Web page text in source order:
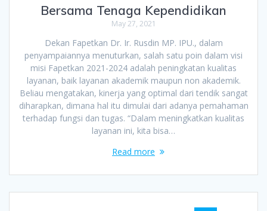
Bersama Tenaga Kependidikan
May 27, 2021
Dekan Fapetkan Dr. Ir. Rusdin MP. IPU., dalam
penyampaiannya menuturkan, salah satu poin dalam visi
misi Fapetkan 2021-2024 adalah peningkatan kualitas
layanan, baik layanan akademik maupun non akademik.
Beliau mengatakan, kinerja yang optimal dari tendik sangat
diharapkan, dimana hal itu dimulai dari adanya pemahaman
terhadap fungsi dan tugas. “Dalam meningkatkan kualitas
layanan ini, kita bisa…
Read more